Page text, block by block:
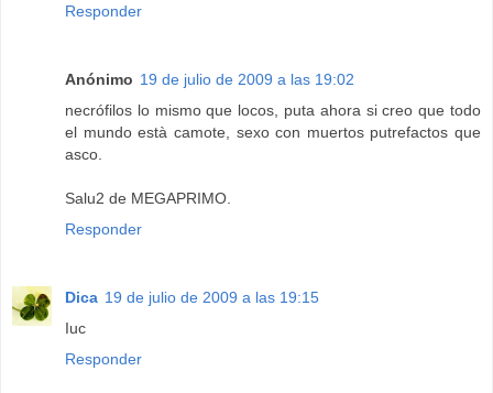
Responder
Anónimo 19 de julio de 2009 a las 19:02
necrófilos lo mismo que locos, puta ahora si creo que todo
el mundo està camote, sexo con muertos putrefactos que
asco.
Salu2 de MEGAPRIMO.
Responder
Dica 19 de julio de 2009 a las 19:15
Iuc
Responder